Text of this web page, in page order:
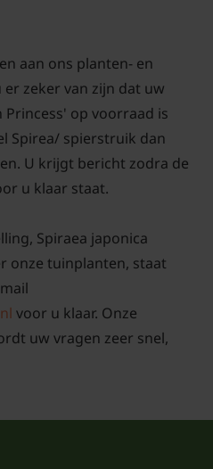
aan ons planten- en
zeker van zijn dat uw
Princess' op voorraad is
Spirea/ spierstruik dan
U krijgt bericht zodra de
u klaar staat.
Spiraea japonica
onze tuinplanten, staat
voor u klaar. Onze
uw vragen zeer snel,